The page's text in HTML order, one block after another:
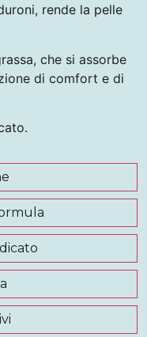
rende la pelle
che si assorbe
di comfort e di